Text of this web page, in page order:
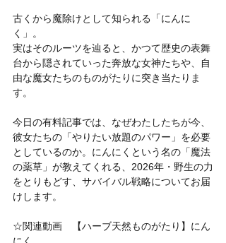
古くから魔除けとして知られる「にんに
く」。
実はそのルーツを辿ると、かつて歴史の表舞
台から隠されていった奔放な女神たちや、自
由な魔女たちのものがたりに突き当たりま
す。
今日の有料記事では、なぜわたしたちが今、
彼女たちの「やりたい放題のパワー」を必要
としているのか。にんにくという名の「魔法
の薬草」が教えてくれる、2026年・野生の力
をとりもどす、サバイバル戦略についてお届
けします。
☆関連動画　【ハーブ天然ものがたり】にん